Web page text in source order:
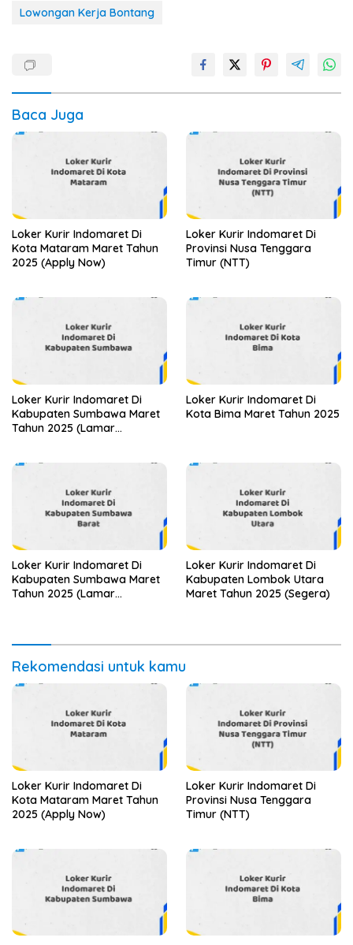
Lowongan Kerja Bontang
Baca Juga
Loker Kurir Indomaret Di
Kota Mataram Maret Tahun
2025 (Apply Now)
Loker Kurir Indomaret Di
Provinsi Nusa Tenggara
Timur (NTT)
Loker Kurir Indomaret Di
Kabupaten Sumbawa Maret
Tahun 2025 (Lamar
Loker Kurir Indomaret Di
Kota Bima Maret Tahun 2025
Loker Kurir Indomaret Di
Kabupaten Sumbawa Maret
Tahun 2025 (Lamar
Loker Kurir Indomaret Di
Kabupaten Lombok Utara
Maret Tahun 2025 (Segera)
Rekomendasi untuk kamu
Loker Kurir Indomaret Di
Kota Mataram Maret Tahun
2025 (Apply Now)
Loker Kurir Indomaret Di
Provinsi Nusa Tenggara
Timur (NTT)